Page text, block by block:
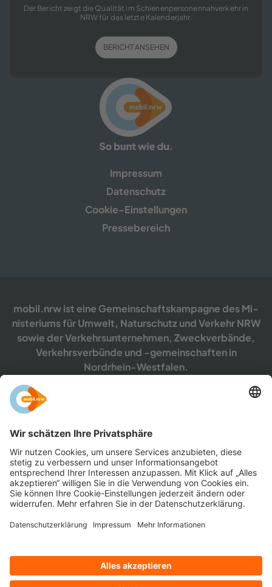
Der Be­richt zeigt die Qua­li­tät im Schie­nen­per­so­nen­nah­ver­kehr in
NRW für das letz­te Ka­len­der­jahr.
BE­RICHT AN­SE­HEN
Im­pres­sum
Da­ten­schutz
Cookie-​​Einstellungen
Pres­se­be­reich
mobil.nrw ist eine Ge­mein­schafts­kam­pa­gne des Mi­
nis­te­ri­ums für Um­welt, Na­tur­schutz und Ver­kehr NRW
sowie der Ver­kehrs­un­ter­neh­men, Zweck­ver­bän­de,
Ver­kehrs­ver­bün­de und -​gemeinschaften in
Nordrhein-​Westfalen.